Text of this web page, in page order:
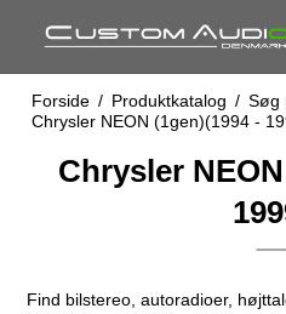
Forside / Produktkatalog / Søg
Chrysler NEON (1gen)(1994 -
Chrysler
Find bilstereo, autoradioer,